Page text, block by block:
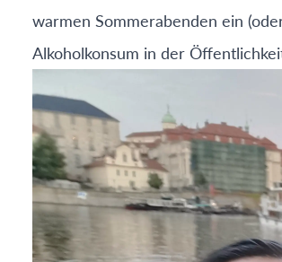
warmen Sommerabenden ein
Alkoholkonsum in der